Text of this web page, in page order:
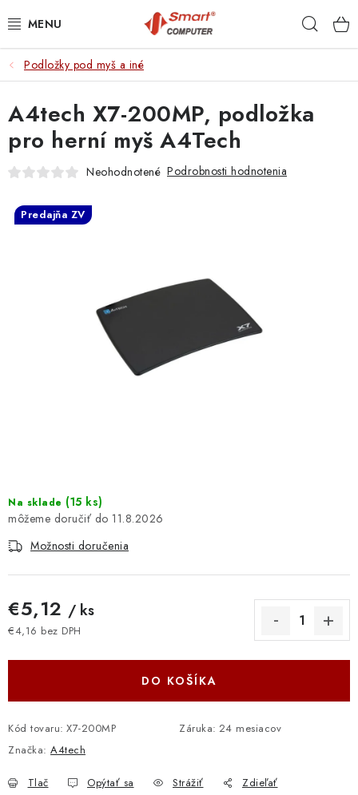
na
NOTEBOOKY
MOBILNÉ ZARIADENIA
PC A KOMPONENTY
: TOP PRODUKTY
ZNAČKY
Odstúpenie od zmluvy
Formuláre na stiahnutie
Napíšte nám
Podložky pod myš a iné
Na sklade (15 ks)
11.8.2026
Možnosti doručenia
€5,12 / ks
€4,16 bez DPH
DO KOŠÍKA
Kód tovaru: X7-200MP Záruka: 24 mesiacov
Značka: A4tech
Tlač Opýtať sa Strážiť Zdieľať
A4tech X7-200MP, podložka
pro herní myš A4Tech
Neohodnotené Podrobnosti hodnotenia
Predajňa ZV